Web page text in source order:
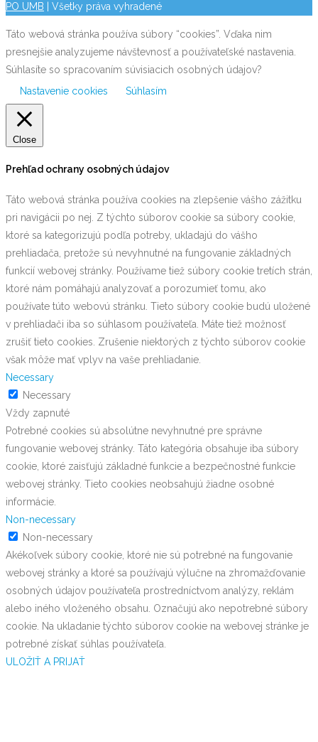
PO UMB | Všetky práva vyhradené
Táto webová stránka používa súbory “cookies”. Vďaka nim
presnejšie analyzujeme návštevnosť a používateľské nastavenia.
Súhlasíte so spracovaním súvisiacich osobných údajov?
Nastavenie cookies
Súhlasím
Close
Prehľad ochrany osobných údajov
Táto webová stránka používa cookies na zlepšenie vášho zážitku
pri navigácii po nej. Z týchto súborov cookie sa súbory cookie,
ktoré sa kategorizujú podľa potreby, ukladajú do vášho
prehliadača, pretože sú nevyhnutné na fungovanie základných
funkcií webovej stránky. Používame tiež súbory cookie tretích strán,
ktoré nám pomáhajú analyzovať a porozumieť tomu, ako
používate túto webovú stránku. Tieto súbory cookie budú uložené
v prehliadači iba so súhlasom používateľa. Máte tiež možnosť
zrušiť tieto cookies. Zrušenie niektorých z týchto súborov cookie
však môže mať vplyv na vaše prehliadanie.
Necessary
Necessary
Vždy zapnuté
Potrebné cookies sú absolútne nevyhnutné pre správne
fungovanie webovej stránky. Táto kategória obsahuje iba súbory
cookie, ktoré zaisťujú základné funkcie a bezpečnostné funkcie
webovej stránky. Tieto cookies neobsahujú žiadne osobné
informácie.
Non-necessary
Non-necessary
Akékoľvek súbory cookie, ktoré nie sú potrebné na fungovanie
webovej stránky a ktoré sa používajú výlučne na zhromažďovanie
osobných údajov používateľa prostredníctvom analýzy, reklám
alebo iného vloženého obsahu. Označujú ako nepotrebné súbory
cookie. Na ukladanie týchto súborov cookie na webovej stránke je
potrebné získať súhlas používateľa.
ULOŽIŤ A PRIJAŤ